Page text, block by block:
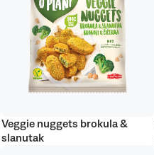
Veggie nuggets brokula &
slanutak